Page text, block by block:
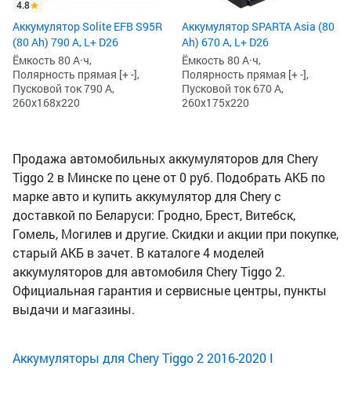
4.8
Аккумулятор Solite EFB S95R
(80 Ah) 790 А, L+ D26
Ёмкость 80 А·ч,
Полярность прямая [+ -],
Пусковой ток 790 А,
260x168x220
Аккумулятор SPARTA Asia (80
Ah) 670 А, L+ D26
Ёмкость 80 А·ч,
Полярность прямая [+ -],
Пусковой ток 670 А,
260x175x220
Продажа автомобильных аккумуляторов для Chery
Tiggo 2 в Минске по цене от 0 руб. Подобрать АКБ по
марке авто и купить аккумулятор для Chery с
доставкой по Беларуси: Гродно, Брест, Витебск,
Гомель, Могилев и другие. Скидки и акции при покупке,
старый АКБ в зачет. В каталоге 4 моделей
аккумуляторов для автомобиля Chery Tiggo 2.
Официальная гарантия и сервисные центры, пункты
выдачи и магазины.
Аккумуляторы для Chery Tiggo 2 2016-2020 I